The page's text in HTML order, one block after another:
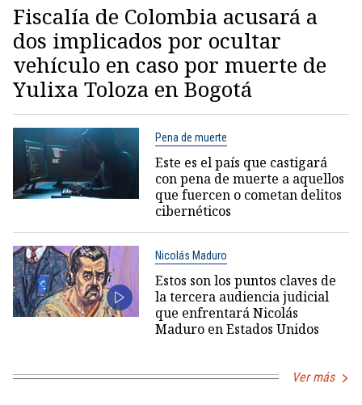
Fiscalía de Colombia acusará a
dos implicados por ocultar
vehículo en caso por muerte de
Yulixa Toloza en Bogotá
Pena de muerte
Este es el país que castigará
con pena de muerte a aquellos
que fuercen o cometan delitos
cibernéticos
Nicolás Maduro
Estos son los puntos claves de
la tercera audiencia judicial
que enfrentará Nicolás
Maduro en Estados Unidos
Ver más